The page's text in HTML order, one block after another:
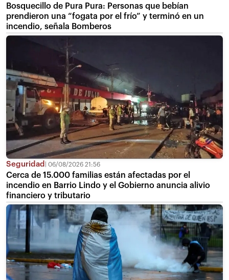
Bosquecillo de Pura Pura: Personas que bebían
prendieron una “fogata por el frío” y terminó en un
incendio, señala Bomberos
Seguridad 06/08/2026 21:56
Cerca de 15.000 familias están afectadas por el
incendio en Barrio Lindo y el Gobierno anuncia alivio
financiero y tributario